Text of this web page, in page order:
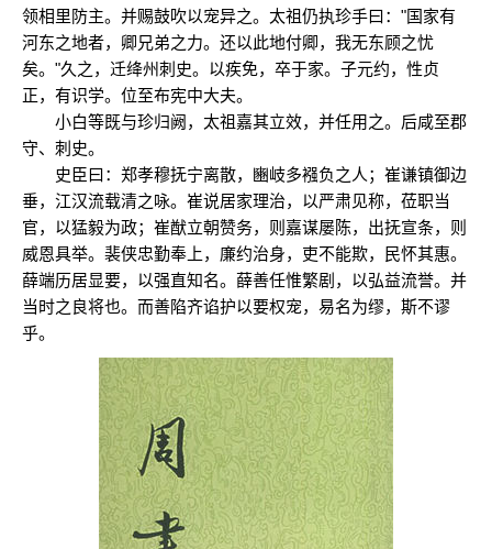
领相里防主。并赐鼓吹以宠异之。太祖仍执珍手曰："国家有
河东之地者，卿兄弟之力。还以此地付卿，我无东顾之忧
矣。"久之，迁绛州刺史。以疾免，卒于家。子元约，性贞
正，有识学。位至布宪中大夫。
小白等既与珍归阙，太祖嘉其立效，并任用之。后咸至郡
守、刺史。
史臣曰：郑孝穆抚宁离散，豳岐多襁负之人；崔谦镇御边
垂，江汉流载清之咏。崔说居家理治，以严肃见称，莅职当
官，以猛毅为政；崔猷立朝赞务，则嘉谋屡陈，出抚宣条，则
威恩具举。裴侠忠勤奉上，廉约治身，吏不能欺，民怀其惠。
薛端历居显要，以强直知名。薛善任惟繁剧，以弘益流誉。并
当时之良将也。而善陷齐谄护以要权宠，易名为缪，斯不谬
乎。